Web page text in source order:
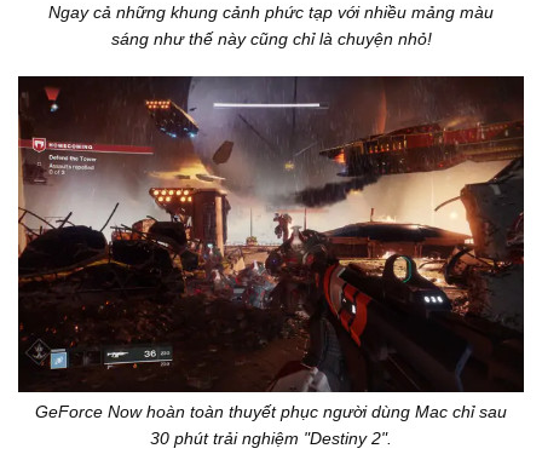
Ngay cả những khung cảnh phức tạp với nhiều mảng màu
sáng như thế này cũng chỉ là chuyện nhỏ!
GeForce Now hoàn toàn thuyết phục người dùng Mac chỉ sau
30 phút trải nghiệm "Destiny 2".